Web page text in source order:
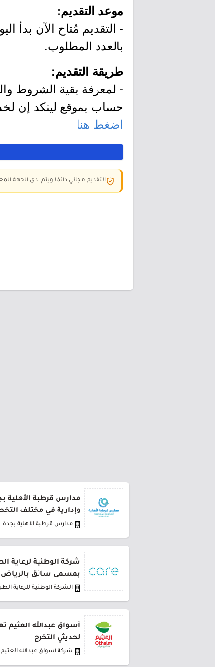
موعد التقديم:
بالعدد المطلوب.
طريقة التقديم:
- لمعرفة بقية الشروط
حساب بموقع لينكد إن
اضغط هنا
التقديم مجاني دائمًا ويتم لدى الجهة
مدارس قرطبة الأهلية
وإدارية في مختلف
مدارس قرطبة الأهلية بجدة
شركة الوطنية لرعاية
بمسمى سائق بالرياض
الشركة الوطنية للرعاية
أسواق عبدالله العثيم
لحديثي التخرج
شركة أسواق عبدالله العثيم